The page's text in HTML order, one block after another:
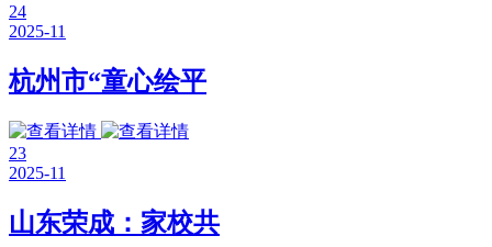
24
2025-11
杭州市“童心绘平
23
2025-11
山东荣成：家校共